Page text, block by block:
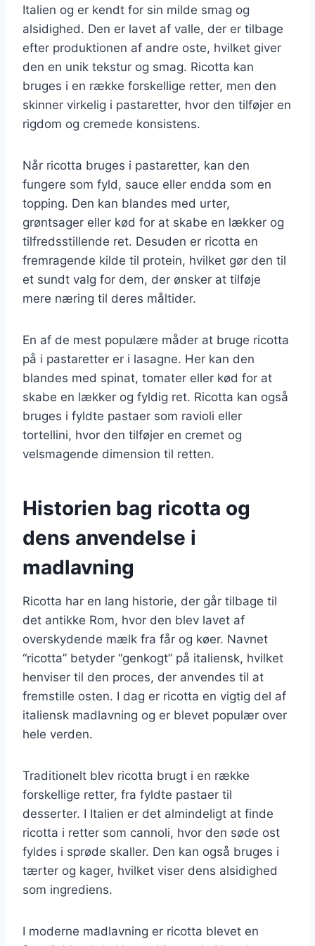
Italien og er kendt for sin milde smag og
alsidighed. Den er lavet af valle, der er tilbage
efter produktionen af andre oste, hvilket giver
den en unik tekstur og smag. Ricotta kan
bruges i en række forskellige retter, men den
skinner virkelig i pastaretter, hvor den tilføjer en
rigdom og cremede konsistens.
Når ricotta bruges i pastaretter, kan den
fungere som fyld, sauce eller endda som en
topping. Den kan blandes med urter,
grøntsager eller kød for at skabe en lækker og
tilfredsstillende ret. Desuden er ricotta en
fremragende kilde til protein, hvilket gør den til
et sundt valg for dem, der ønsker at tilføje
mere næring til deres måltider.
En af de mest populære måder at bruge ricotta
på i pastaretter er i lasagne. Her kan den
blandes med spinat, tomater eller kød for at
skabe en lækker og fyldig ret. Ricotta kan også
bruges i fyldte pastaer som ravioli eller
tortellini, hvor den tilføjer en cremet og
velsmagende dimension til retten.
Historien bag ricotta og
dens anvendelse i
madlavning
Ricotta har en lang historie, der går tilbage til
det antikke Rom, hvor den blev lavet af
overskydende mælk fra får og køer. Navnet
“ricotta” betyder “genkogt” på italiensk, hvilket
henviser til den proces, der anvendes til at
fremstille osten. I dag er ricotta en vigtig del af
italiensk madlavning og er blevet populær over
hele verden.
Traditionelt blev ricotta brugt i en række
forskellige retter, fra fyldte pastaer til
desserter. I Italien er det almindeligt at finde
ricotta i retter som cannoli, hvor den søde ost
fyldes i sprøde skaller. Den kan også bruges i
tærter og kager, hvilket viser dens alsidighed
som ingrediens.
I moderne madlavning er ricotta blevet en